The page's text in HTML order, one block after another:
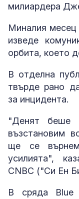
милиардера
Миналия месец
изведе
орбита, което
В отделна
твърде рано
за инцидента.
"Денят беше
възстановим
ще се
усилията",
CNBC ("Си Ен
В сряда Blue